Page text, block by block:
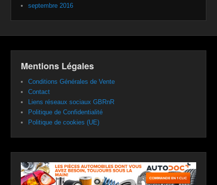
septembre 2016
Mentions Légales
Conditions Générales de Vente
Contact
Liens réseaux sociaux GBRnR
Politique de Confidentialité
Politique de cookies (UE)